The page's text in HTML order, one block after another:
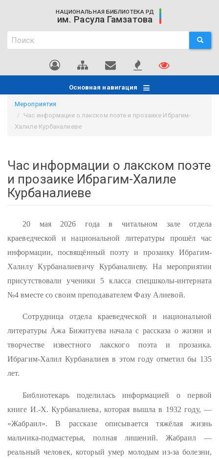
содержанию
НАЦИОНАЛЬНАЯ БИБЛИОТЕКА РД
им. Расула Гамзатова
Поиск
Поиск ПОИСК
Основная навигация
Мероприятия
Час информации о лакском поэте и прозаике Ибрагим-
Халиле Курбаналиеве
Час информации о лакском поэте
и прозаике Ибрагим-Халиле
Курбаналиеве
20 мая 2026 года в читальном зале отдела
краеведческой и национальной литературы прошёл час
информации, посвящённый поэту и прозаику Ибрагим-
Халилу Курбаналиевичу Курбаналиеву. На мероприятии
присутствовали ученики 5 класса спецшколы-интерната
№4 вместе со своим преподавателем Фазу Алиевой.
Сотрудница отдела краеведческой и национальной
литературы Ажа Бижитуева начала с рассказа о жизни и
творчестве известного лакского поэта и прозаика.
Ибрагим-Халил Курбаналиев в этом году отметил бы 135
лет.
Библиотекарь поделилась информацией о первой
книге И.-Х. Курбаналиева, которая вышла в 1932 году, —
«Жабраил». В рассказе описывается тяжёлая жизнь
мальчика-подмастерья, полная лишений. Жабраил —
реальный человек, который умер молодым из-за болезни,